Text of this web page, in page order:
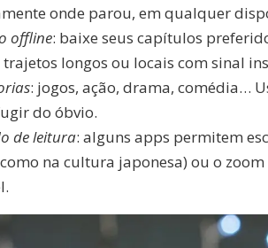
onde parou, em qualquer
offline: baixe seus capítulos
longos ou locais com sinal
: jogos, ação, drama, comédia…
do óbvio.
de leitura: alguns apps permitem
na cultura japonesa) ou o